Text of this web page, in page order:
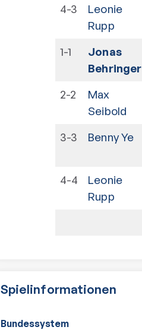
4-3
Leonie
Rupp
1-1
Jonas
Behringer
2-2
Max
Seibold
3-3 Benny Ye
4-4
Leonie
Rupp
Spielinformationen
Bundessystem